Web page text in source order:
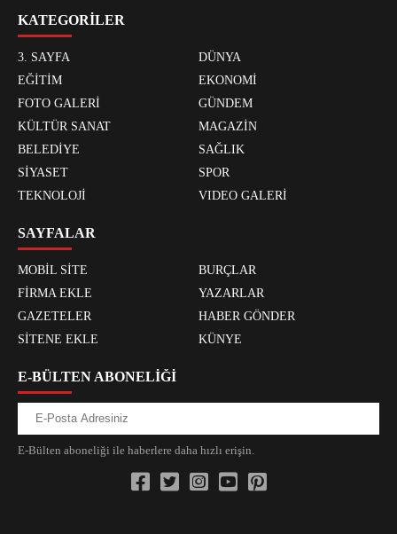
KATEGORİLER
3. SAYFA
DÜNYA
EĞİTİM
EKONOMİ
FOTO GALERİ
GÜNDEM
KÜLTÜR SANAT
MAGAZİN
BELEDİYE
SAĞLIK
SİYASET
SPOR
TEKNOLOJİ
VIDEO GALERİ
SAYFALAR
MOBİL SİTE
BURÇLAR
FİRMA EKLE
YAZARLAR
GAZETELER
HABER GÖNDER
SİTENE EKLE
KÜNYE
E-BÜLTEN ABONELİĞİ
E-Bülten aboneliği ile haberlere daha hızlı erişin.